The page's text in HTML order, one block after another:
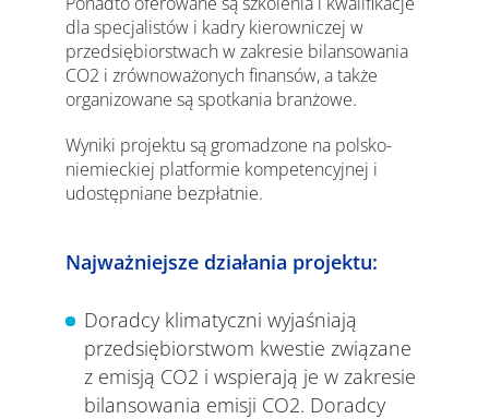
dla specjalistów i kadry kierowniczej w
przedsiębiorstwach w zakresie bilansowania
CO2 i zrównoważonych finansów, a także
organizowane są spotkania branżowe.
Wyniki projektu są gromadzone na polsko-
niemieckiej platformie kompetencyjnej i
udostępniane bezpłatnie.
Najważniejsze działania projektu:
Doradcy klimatyczni wyjaśniają
przedsiębiorstwom kwestie związane
z emisją CO2 i wspierają je w zakresie
bilansowania emisji CO2. Doradcy